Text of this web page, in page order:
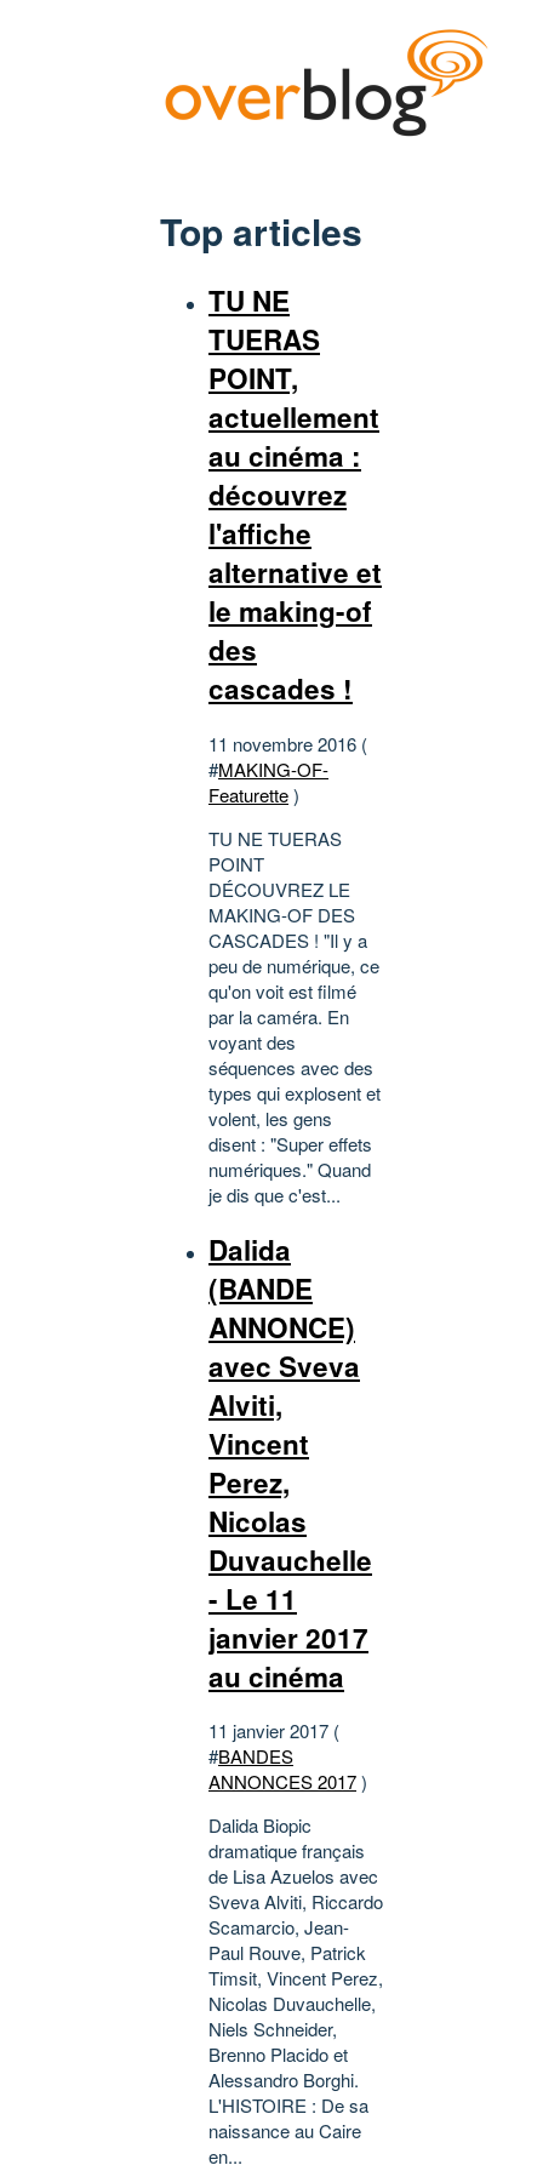
Top articles
TU NE
TUERAS
POINT,
actuellement
au cinéma :
découvrez
l'affiche
alternative et
le making-of
des
cascades !
11 novembre 2016 (
#MAKING-OF-
Featurette)
TU NE TUERAS
POINT
DÉCOUVREZ LE
MAKING-OF DES
CASCADES ! "Il y a
peu de numérique, ce
qu'on voit est filmé
par la caméra. En
voyant des
séquences avec des
types qui explosent et
volent, les gens
disent : "Super effets
numériques." Quand
je dis que c'est...
Dalida
(BANDE
ANNONCE)
avec Sveva
Alviti,
Vincent
Perez,
Nicolas
Duvauchelle
- Le 11
janvier 2017
au cinéma
11 janvier 2017 (
#BANDES
ANNONCES 2017)
Dalida Biopic
dramatique français
de Lisa Azuelos avec
Sveva Alviti, Riccardo
Scamarcio, Jean-
Paul Rouve, Patrick
Timsit, Vincent Perez,
Nicolas Duvauchelle,
Niels Schneider,
Brenno Placido et
Alessandro Borghi.
L'HISTOIRE : De sa
naissance au Caire
en...